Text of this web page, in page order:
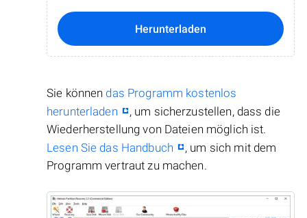
Herunterladen
Sie können das Programm kostenlos
herunterladen
, um sicherzustellen, dass die
Wiederherstellung von Dateien möglich ist.
Lesen Sie das Handbuch
, um sich mit dem
Programm vertraut zu machen.